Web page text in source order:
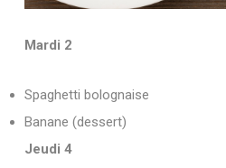
Mardi 2
Spaghetti bolognaise
Banane (dessert)
Jeudi 4